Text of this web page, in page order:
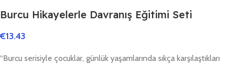
Burcu Hikayelerle Davranış Eğitimi Seti
€13.43
“Burcu serisiyle çocuklar, günlük yaşamlarında sıkça karşılaştıkları